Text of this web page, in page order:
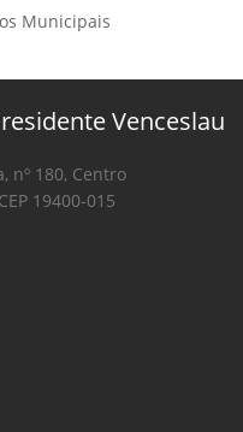
Municipais
Venceslau
nº 180, Centro
19400-015